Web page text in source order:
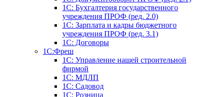
1C: Бухгалтерия государственного
учреждения ПРОФ (ред. 2.0)
1C: Зарплата и кадры бюджетного
учреждения ПРОФ (ред. 3.1)
1С: Договоры
1С:Фреш
1С: Управление нашей строительной
фирмой
1С: МДЛП
1С: Садовод
1С: Розница